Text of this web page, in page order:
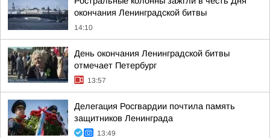
окончания Ленинградской битвы
14:10
День окончания Ленинградской битвы
отмечает Петербург
13:57
Делегация Росгвардии почтила память
защитников Ленинграда
13:49